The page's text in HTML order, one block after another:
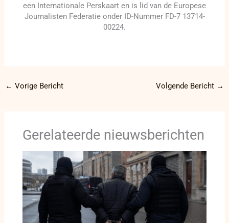
een Internationale Perskaart en is lid van de Europese
Journalisten Federatie onder ID-Nummer FD-7 13714-
00224.
← Vorige Bericht Volgende Bericht →
Gerelateerde nieuwsberichten